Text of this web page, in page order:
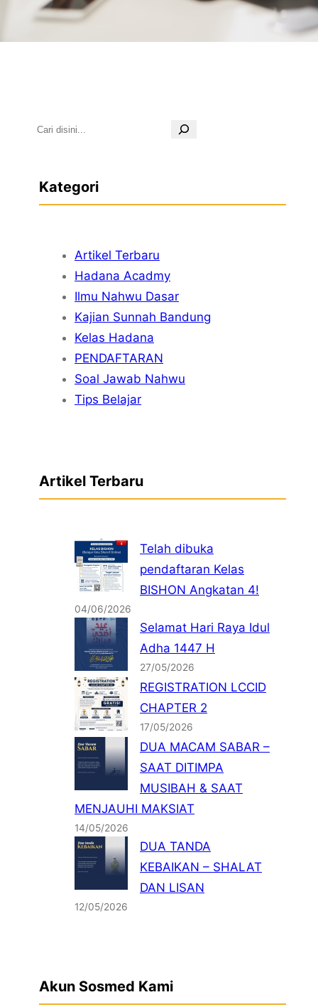
S
Kategori
Artikel Terbaru
Hadana Acadmy
Ilmu Nahwu Dasar
Kajian Sunnah Bandung
Kelas Hadana
PENDAFTARAN
Soal Jawab Nahwu
Tips Belajar
Artikel Terbaru
Telah dibuka
pendaftaran Kelas
BISHON Angkatan 4!
04/06/2026
Selamat Hari Raya Idul
Adha 1447 H
27/05/2026
REGISTRATION LCCID
CHAPTER 2
17/05/2026
DUA MACAM SABAR –
SAAT DITIMPA
MUSIBAH & SAAT
MENJAUHI MAKSIAT
14/05/2026
DUA TANDA
KEBAIKAN – SHALAT
DAN LISAN
12/05/2026
Akun Sosmed Kami